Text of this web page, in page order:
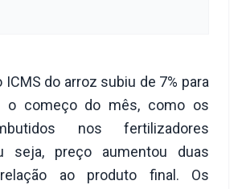
ICMS do arroz subiu de 7% para
o começo do mês, como os
nos fertilizadores
seja, preço aumentou duas
ao produto final. Os